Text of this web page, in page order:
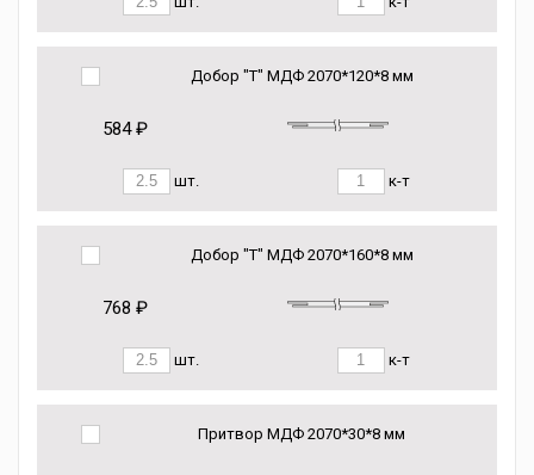
Добор "Т" МДФ 2070*120*8 мм
584 ₽
шт. к-т
Добор "Т" МДФ 2070*160*8 мм
768 ₽
шт. к-т
Притвор МДФ 2070*30*8 мм